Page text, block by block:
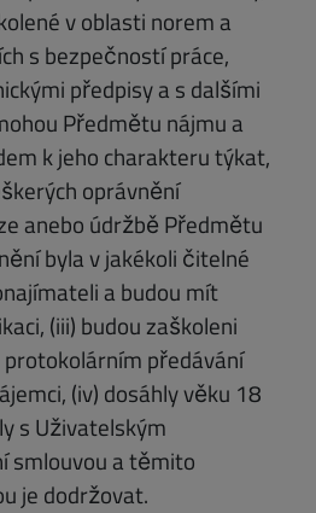
v oblasti norem a
s bezpečností práce,
předpisy a s dalšími
Předmětu nájmu a
k jeho charakteru týkat,
oprávnění
anebo údržbě Předmětu
byla v jakékoli čitelné
a budou mít
(iii) budou zaškoleni
předávání
(iv) dosáhly věku 18
s Uživatelským
smlouvou a těmito
je dodržovat.